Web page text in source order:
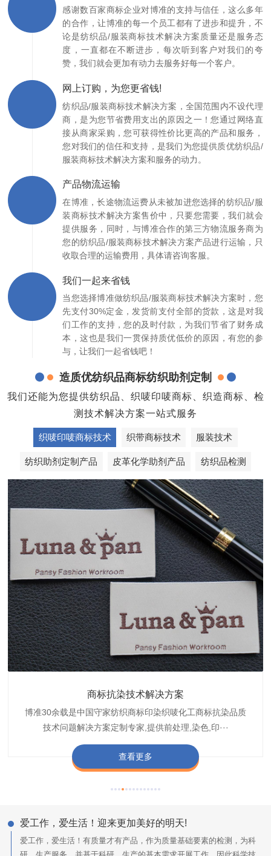
感谢数百家商标企业对博准的支持与信任，这么多年
的合作，让博准的每一个员工都有了进步和提升，不
论是纺织品/服装商标技术解决方案质量还是服务态
度，一直都在不断进步，每次听到客户对我们的夸
赞，我们就会更加有动力去服务好每一个客户。
网上订购，为您更省钱!
纺织品/服装商标技术解决方案，全国范围内不设代理
商，是为您节省费用支出的原因之一！您通过网络直
接从商家采购，您可获得性价比更高的产品和服务，
您对我们的信任和支持，是我们为您提供质优纺织品/
服装商标技术解决方案和服务的动力。
产品物流运输
在博准，长途物流运费从未被加进您选择的纺织品/服
装商标技术解决方案售价中，只要您需要，我们就会
提供服务，同时，与博准合作的第三方物流服务商为
您的纺织品/服装商标技术解决方案产品进行运输，只
收取合理的运输费用，具体请咨询客服。
我们一起来省钱
当您选择博准做纺织品/服装商标技术解决方案时，您
先支付30%定金，发货前支付全部的货款，这是对我
们工作的支持，您的及时付款，为我们节省了财务成
本，这也是我们一贯保持质优低价的原因，有您的参
与，让我们一起省钱吧！
造质优纺织品商标纺织助剂定制
我们还能为您提供纺织品、织唛印唛商标、织造商标、检
测技术解决方案一站式服务
织唛印唛商标技术 织带商标技术 服装技术
纺织助剂定制产品 皮革化学助剂产品 纺织品检测
商标抗染技术解决方案
博准30余载是中国守家纺织商标印染织唛化工商标抗染品质
技术问题解决方案定制专家,提供前处理,染色,印···
查看更多
织带商标缩水技术解决方案
博准是一家专注30余载设计研发织唛印唛商标、织带织带商
标缩水品质技术问题解决方案一站式服务提供商,匠···
查看更多
服装色差技术解决方案
博准30余载专注提供纺织品印唛、织唛织造服装色差品质问
题技术解决方案一站式服务商,以其精湛的技术,科···
查看更多
纺织品商标固色剂
博准经营多年是行业专业纺织品商标固色助剂,TJ-A622,TJ-
A622,FSD,FSE商标固色剂加···
查看更多
皮革湿摩擦增进剂
博准长期致力于皮革商标湿摩擦增进助剂TJ-A6588,湿摩擦
增进剂加工定制服务技术研究与应用,凭借丰···
查看更多
爱工作，爱生活！迎来更加美好的明天!
爱工作，爱生活！有质量才有产品，作为质量基础要素的检测，为科